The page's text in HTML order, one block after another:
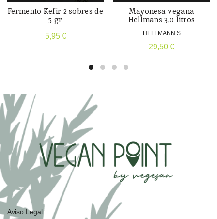
Fermento Kefir 2 sobres de
5 gr
5,95 €
Mayonesa vegana
Hellmans 3,0 litros
HELLMANN’S
29,50 €
Aviso Legal